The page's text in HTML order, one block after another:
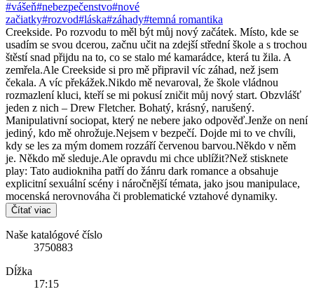
#vášeň#nebezpečenstvo#nové
začiatky#rozvod#láska#záhady#temná romantika
Creekside. Po rozvodu to měl být můj nový začátek. Místo, kde se
usadím se svou dcerou, začnu učit na zdejší střední škole a s trochou
štěstí snad přijdu na to, co se stalo mé kamarádce, která tu žila. A
zemřela.Ale Creekside si pro mě připravil víc záhad, než jsem
čekala. A víc překážek.Nikdo mě nevaroval, že škole vládnou
rozmazlení kluci, kteří se mi pokusí zničit můj nový start. Obzvlášť
jeden z nich – Drew Fletcher. Bohatý, krásný, narušený.
Manipulativní sociopat, který ne nebere jako odpověď.Jenže on není
jediný, kdo mě ohrožuje.Nejsem v bezpečí. Dojde mi to ve chvíli,
kdy se les za mým domem rozzáří červenou barvou.Někdo v něm
je. Někdo mě sleduje.Ale opravdu mi chce ublížit?Než stisknete
play: Tato audiokniha patří do žánru dark romance a obsahuje
explicitní sexuální scény i náročnější témata, jako jsou manipulace,
mocenská nerovnováha či problematické vztahové dynamiky.
Čítať viac
Naše katalógové číslo
3750883
Dĺžka
17:15